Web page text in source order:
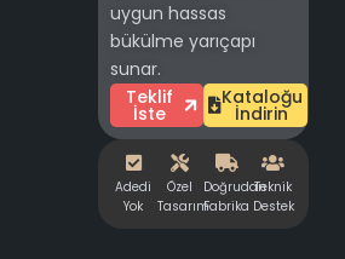
uygun hassas
bükülme yarıçapı
sunar.
Teklif
İste
Kataloğu
İndirin
Adedi
Yok
Özel
Tasarım
Doğrudan
Fabrika
Teknik
Destek